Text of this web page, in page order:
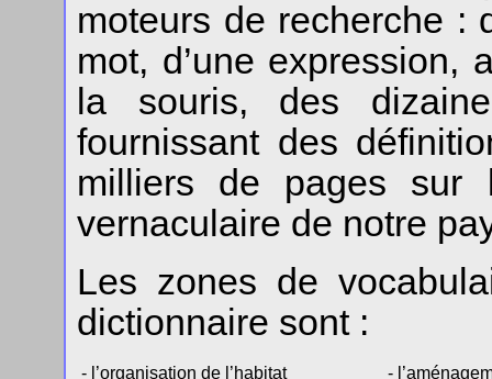
moteurs de recherche :
mot, d’une expression,
la souris, des
fournissant des
milliers de pages sur
vernaculaire de notre
Les zones de
dictionnaire sont :
- l’organisation de l’habitat -